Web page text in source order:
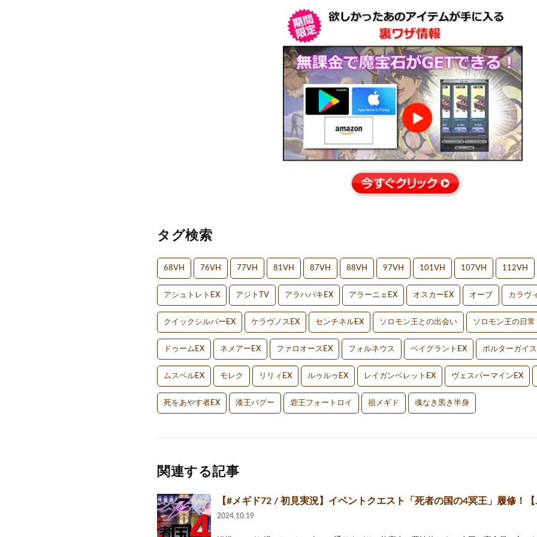
タグ検索
68VH 76VH 77VH 81VH 87VH 88VH 97VH 101VH 107VH 112VH
アシュトレトEX アジトTV アラハバキEX アラーニェEX オスカーEX オーブ カラヴ
クイックシルバーEX ケラヴノスEX センチネルEX ソロモン王との出会い ソロモン王の日常
ドゥームEX ネメアーEX ファロオースEX フォルネウス ベイグラントEX ポルターガイ
ムスペルEX モレク リリィEX ルゥルゥEX レイガンベレットEX ヴェスパーマインEX
死をあやす者EX 漆王バグー 砦王フォートロイ 祖メギド 魂なき黒き半身
関連する記事
【#メギド72 / 初見実況】イベントクエスト「死者の国の4冥王」履修！【
2024.10.19